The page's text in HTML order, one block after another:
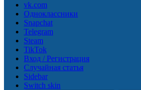
vk.com
Одноклассники
Snapchat
Telegram
Steam
TikTok
Вход / Регистрация
Случайная статья
Sidebar
Switch skin